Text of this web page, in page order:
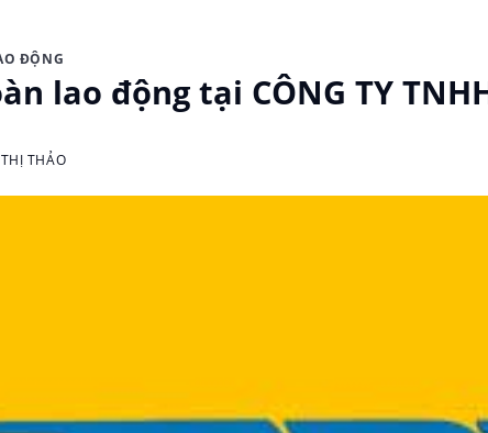
ĐỘNG
lao động tại CÔNG TY
THẢO